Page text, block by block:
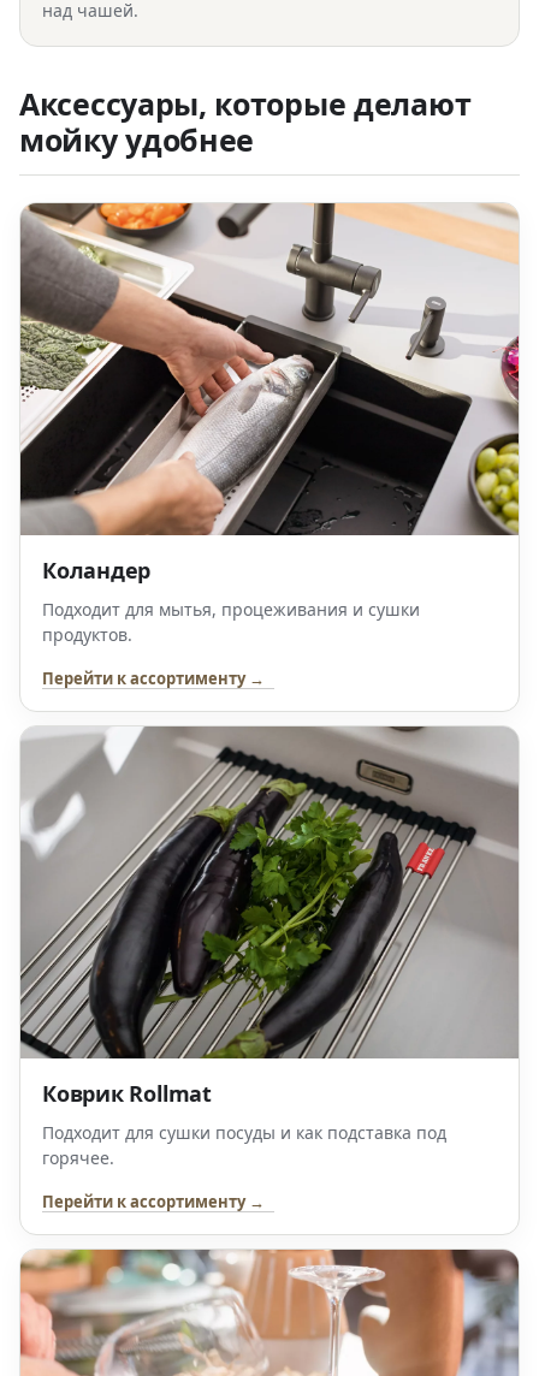
над чашей.
Аксессуары, которые делают
мойку удобнее
Коландер
Подходит для мытья, процеживания и сушки
продуктов.
Перейти к ассортименту →
Коврик Rollmat
Подходит для сушки посуды и как подставка под
горячее.
Перейти к ассортименту →